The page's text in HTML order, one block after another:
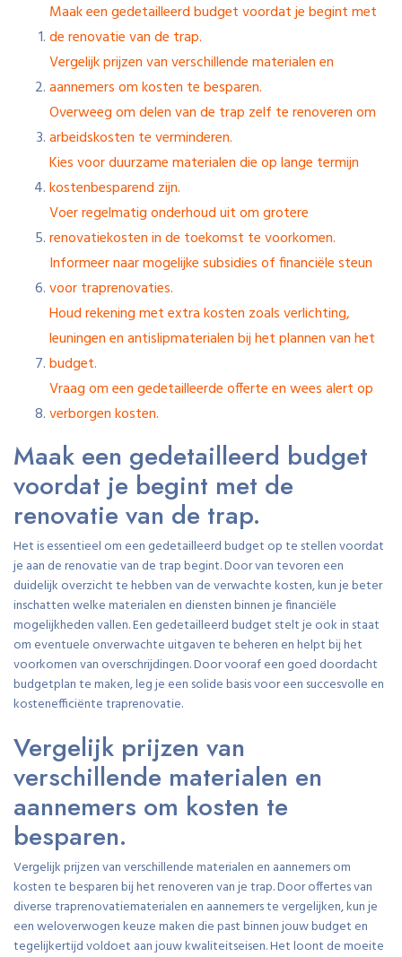
Maak een gedetailleerd budget voordat je begint met
de renovatie van de trap.
Vergelijk prijzen van verschillende materialen en
aannemers om kosten te besparen.
Overweeg om delen van de trap zelf te renoveren om
arbeidskosten te verminderen.
Kies voor duurzame materialen die op lange termijn
kostenbesparend zijn.
Voer regelmatig onderhoud uit om grotere
renovatiekosten in de toekomst te voorkomen.
Informeer naar mogelijke subsidies of financiële steun
voor traprenovaties.
Houd rekening met extra kosten zoals verlichting,
leuningen en antislipmaterialen bij het plannen van het
budget.
Vraag om een gedetailleerde offerte en wees alert op
verborgen kosten.
Maak een gedetailleerd budget
voordat je begint met de
renovatie van de trap.
Het is essentieel om een gedetailleerd budget op te stellen voordat
je aan de renovatie van de trap begint. Door van tevoren een
duidelijk overzicht te hebben van de verwachte kosten, kun je beter
inschatten welke materialen en diensten binnen je financiële
mogelijkheden vallen. Een gedetailleerd budget stelt je ook in staat
om eventuele onverwachte uitgaven te beheren en helpt bij het
voorkomen van overschrijdingen. Door vooraf een goed doordacht
budgetplan te maken, leg je een solide basis voor een succesvolle en
kostenefficiënte traprenovatie.
Vergelijk prijzen van
verschillende materialen en
aannemers om kosten te
besparen.
Vergelijk prijzen van verschillende materialen en aannemers om
kosten te besparen bij het renoveren van je trap. Door offertes van
diverse traprenovatiematerialen en aannemers te vergelijken, kun je
een weloverwogen keuze maken die past binnen jouw budget en
tegelijkertijd voldoet aan jouw kwaliteitseisen. Het loont de moeite